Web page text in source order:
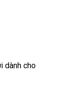
dành cho